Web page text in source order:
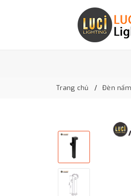
Trang chủ Đèn